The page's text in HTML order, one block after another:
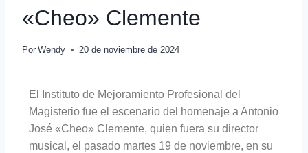
«Cheo» Clemente
Por Wendy 20 de noviembre de 2024
El Instituto de Mejoramiento Profesional del
Magisterio fue el escenario del homenaje a Antonio
José «Cheo» Clemente, quien fuera su director
musical, el pasado martes 19 de noviembre, en su